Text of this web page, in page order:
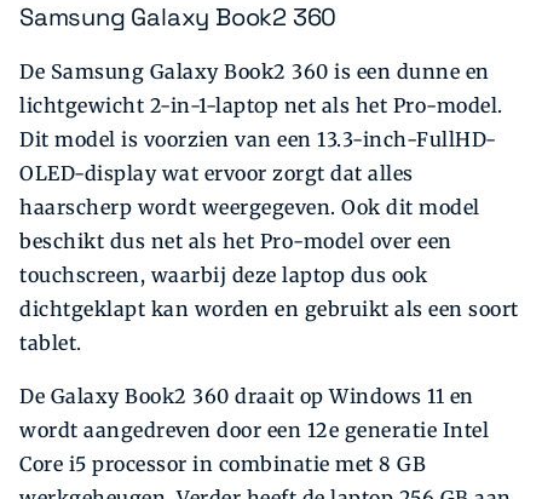
Samsung Galaxy Book2 360
De Samsung Galaxy Book2 360 is een dunne en
lichtgewicht 2-in-1-laptop net als het Pro-model.
Dit model is voorzien van een 13.3-inch-FullHD-
OLED-display wat ervoor zorgt dat alles
haarscherp wordt weergegeven. Ook dit model
beschikt dus net als het Pro-model over een
touchscreen, waarbij deze laptop dus ook
dichtgeklapt kan worden en gebruikt als een soort
tablet.
De Galaxy Book2 360 draait op Windows 11 en
wordt aangedreven door een 12e generatie Intel
Core i5 processor in combinatie met 8 GB